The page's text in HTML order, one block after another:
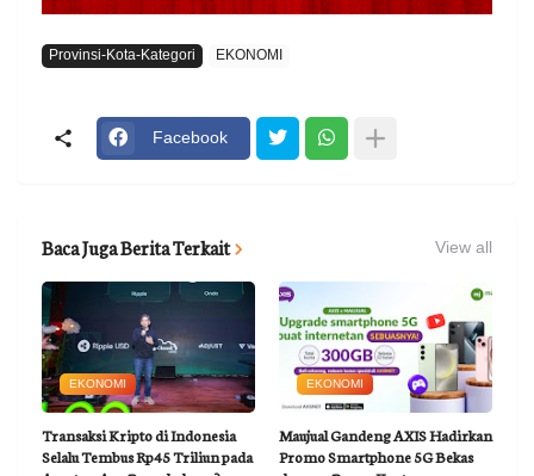
Provinsi-Kota-Kategori EKONOMI
Facebook
Baca Juga Berita Terkait View all
EKONOMI
Transaksi Kripto di Indonesia
Selalu Tembus Rp45 Triliun pada
EKONOMI
Maujual Gandeng AXIS Hadirkan
Promo Smartphone 5G Bekas